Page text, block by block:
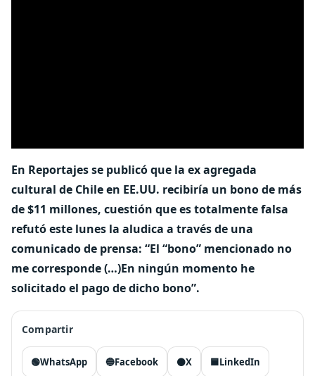
En Reportajes se publicó que la ex agregada
cultural de Chile en EE.UU. recibiría un bono de más
de $11 millones, cuestión que es totalmente falsa
refutó este lunes la aludica a través de una
comunicado de prensa: “El “bono” mencionado no
me corresponde (…)En ningún momento he
solicitado el pago de dicho bono”.
Compartir
🟢WhatsApp 🔵Facebook ⚫X 🟦LinkedIn